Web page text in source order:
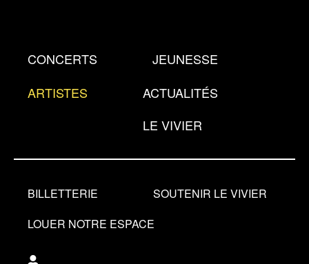
principalCONCERTS
JEUNESSE
ARTISTES
ACTUALITÉS
LE VIVIER
BILLETTERIE
SOUTENIR LE VIVIER
LOUER NOTRE ESPACE